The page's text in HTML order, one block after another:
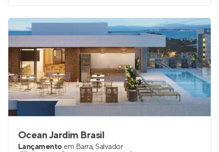
Ocean Jardim Brasil
Lançamento em Barra,Salvador